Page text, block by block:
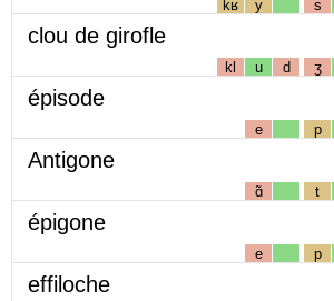
kʁ y s
clou de girofle
kl u d ʒ
épisode
e p
Antigone
ɑ̃ t
épigone
e p
effiloche